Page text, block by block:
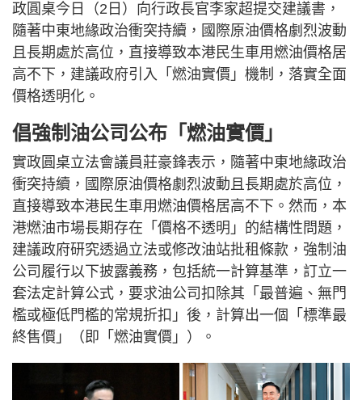
政圓桌今日（2日）向行政長官李家超提交建議書，
隨著中東地緣政治衝突持續，國際原油價格劇烈波動
且長期處於高位，直接導致本港民生車用燃油價格居
高不下，建議政府引入「燃油實價」機制，落實全面
價格透明化。
倡強制油公司公布「燃油實價」
實政圓桌立法會議員莊豪鋒表示，隨著中東地緣政治
衝突持續，國際原油價格劇烈波動且長期處於高位，
直接導致本港民生車用燃油價格居高不下。然而，本
港燃油市場長期存在「價格不透明」的結構性問題，
建議政府研究透過立法或修改油站批租條款，強制油
公司履行以下披露義務，包括統一計算基準，訂立一
套法定計算公式，要求油公司扣除其「最普遍、無門
檻或極低門檻的常規折扣」後，計算出一個「標準最
終售價」（即「燃油實價」）。